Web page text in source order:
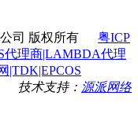
公司 版权所有 粤ICP
代理商|LAMBDA代理
|TDK|EPCOS
技术支持： 源派网络